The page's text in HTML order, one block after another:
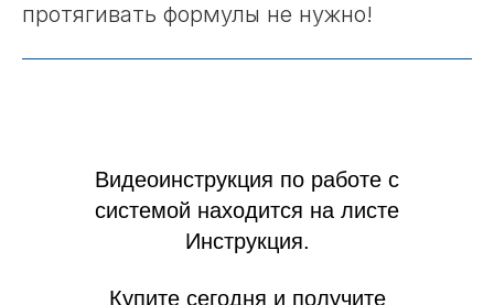
протягивать формулы не нужно!
Видеоинструкция по работе с
системой находится на листе
Инструкция.
Купите сегодня и получите